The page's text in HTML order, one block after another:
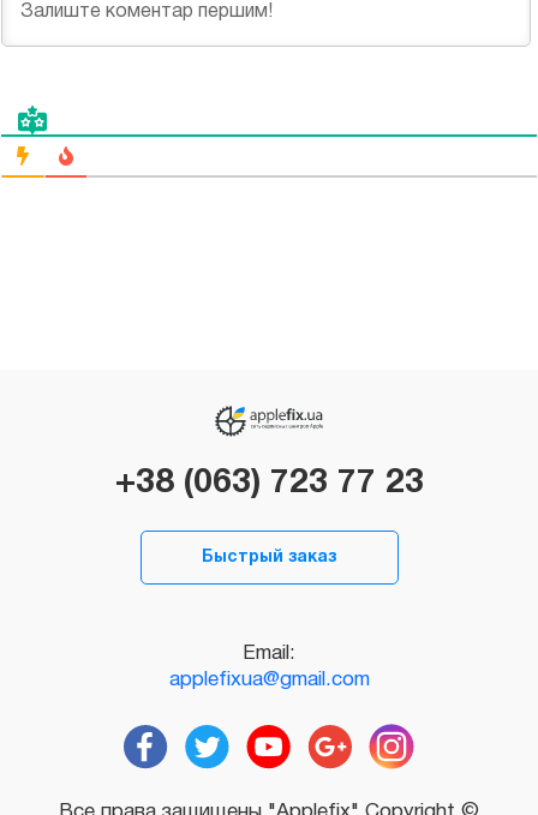
+38 (063) 723 77 23
Быстрый заказ
Email:
applefixua@gmail.com